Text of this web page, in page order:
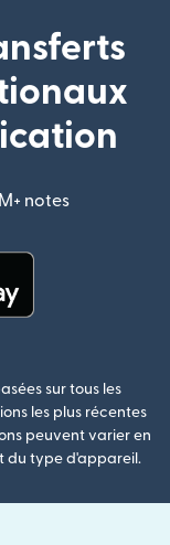
notes
sur tous les
les plus récentes
peuvent varier en
du type d'appareil.